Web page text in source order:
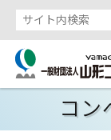
コン